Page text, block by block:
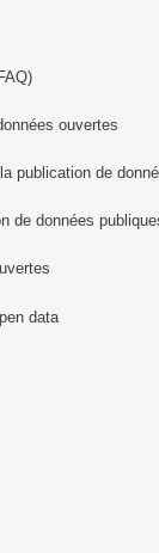
ouvertes
publication de
de données
data